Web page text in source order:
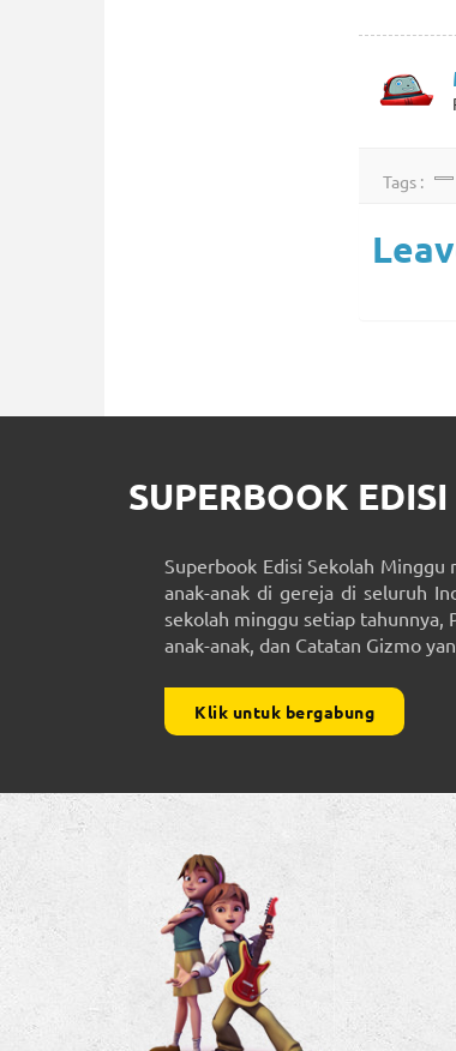
Tags :
SUPERBOOK
Superbook Edisi Sekolah
anak-anak di gereja di seluruh
sekolah minggu setiap
anak-anak, dan Catatan Gizmo
Klik untuk bergabung